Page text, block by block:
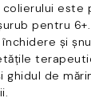
este
pentru
și
de